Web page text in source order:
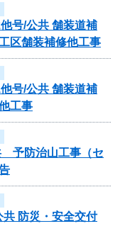
号/公共 舗装道補
区舗装補修他工事
号/公共 舗装道補
工事
予防治山工事（セ
共 防災・安全交付